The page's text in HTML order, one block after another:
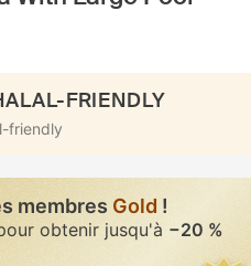
FRIENDLY
friendly
membres Gold !
obtenir jusqu'à −20 %